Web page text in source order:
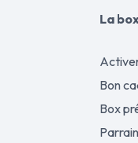
La
Bon
Box